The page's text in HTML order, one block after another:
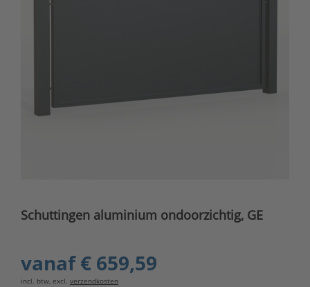
Schuttingen aluminium ondoorzichtig, GE
vanaf€ 659,59
incl. btw, excl. verzendkosten